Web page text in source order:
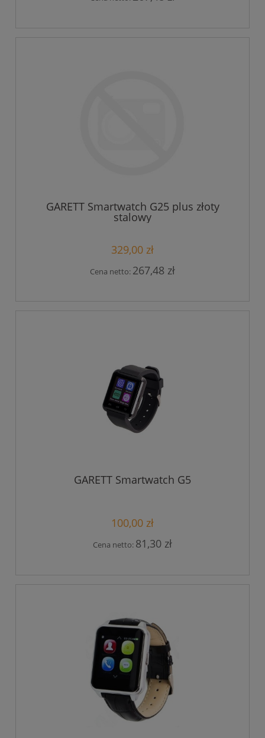
GARETT Smartwatch G25 plus złoty
stalowy
329,00 zł
Cena netto: 267,48 zł
GARETT Smartwatch G5
100,00 zł
Cena netto: 81,30 zł